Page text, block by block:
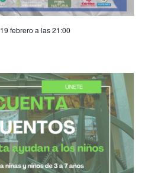
19 febrero a las 21:00